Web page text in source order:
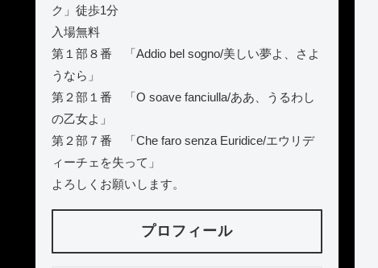
ク」徒歩1分
入場無料
第１部８番 「Addio bel sogno/美しい夢よ、さよ
うなら」
第２部１番 「O soave fanciulla/ああ、うるわし
の乙女よ」
第２部７番 「Che faro senza Euridice/エウリデ
ィーチェを失って」
よろしくお願いします。
プロフィール